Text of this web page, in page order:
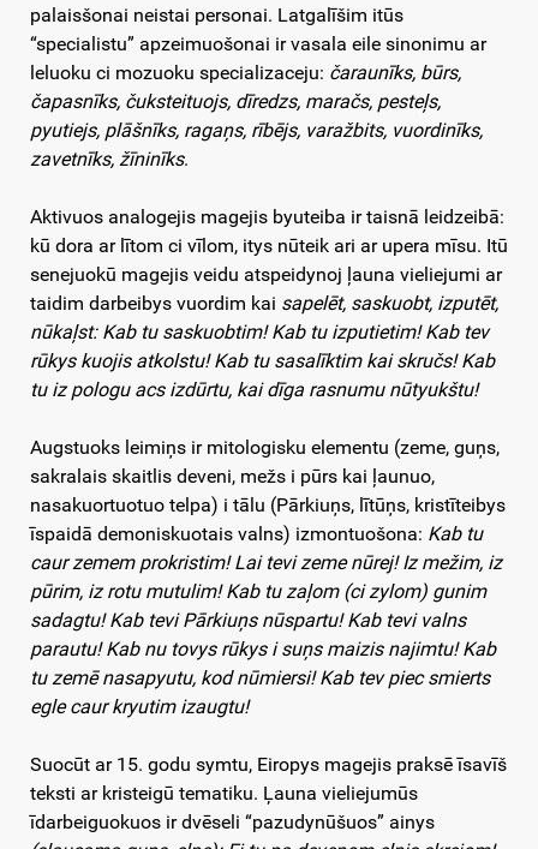
palaisšonai neistai personai. Latgalīšim itūs
“specialistu” apzeimuošonai ir vasala eile sinonimu ar
leluoku ci mozuoku specializaceju: čaraunīks, būrs,
čapasnīks, čuksteituojs, dīredzs, maračs, pesteļs,
pyutiejs, plāšnīks, ragaņs, rībējs, varažbits, vuordinīks,
zavetnīks, žīninīks.
Aktivuos analogejis magejis byuteiba ir taisnā leidzeibā:
kū dora ar lītom ci vīlom, itys nūteik ari ar upera mīsu. Itū
senejuokū magejis veidu atspeidynoj ļauna vieliejumi ar
taidim darbeibys vuordim kai sapelēt, saskuobt, izputēt,
nūkaļst: Kab tu saskuobtim! Kab tu izputietim! Kab tev
rūkys kuojis atkolstu! Kab tu sasalīktim kai skručs! Kab
tu iz pologu acs izdūrtu, kai dīga rasnumu nūtyukštu!
Augstuoks leimiņs ir mitologisku elementu (zeme, guņs,
sakralais skaitlis deveni, mežs i pūrs kai ļaunuo,
nasakuortuotuo telpa) i tālu (Pārkiuņs, lītūņs, kristīteibys
īspaidā demoniskuotais valns) izmontuošona: Kab tu
caur zemem prokristim! Lai tevi zeme nūrej! Iz mežim, iz
pūrim, iz rotu mutulim! Kab tu zaļom (ci zylom) gunim
sadagtu! Kab tevi Pārkiuņs nūspartu! Kab tevi valns
parautu! Kab nu tovys rūkys i suņs maizis najimtu! Kab
tu zemē nasapyutu, kod nūmiersi! Kab tev piec smierts
egle caur kryutim izaugtu!
Suocūt ar 15. godu symtu, Eiropys magejis praksē īsavīš
teksti ar kristeigū tematiku. Ļauna vieliejumūs
īdarbeiguokuos ir dvēseli “pazudynūšuos” ainys